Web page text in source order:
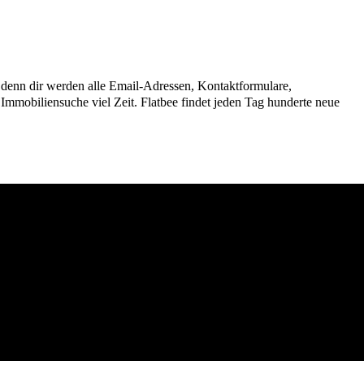
dir werden alle Email-Adressen, Kontaktformulare,
viel Zeit. Flatbee findet jeden Tag hunderte neue